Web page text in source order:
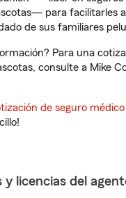
para facilitarles
de sus familiares
Para una
consulte a Mike
de seguro
y licencias del